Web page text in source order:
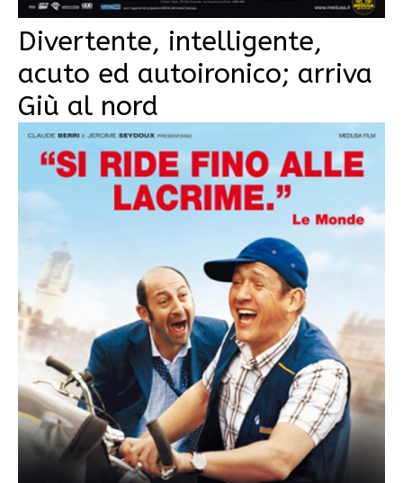
Divertente, intelligente,
acuto ed autoironico; arriva
Giù al nord